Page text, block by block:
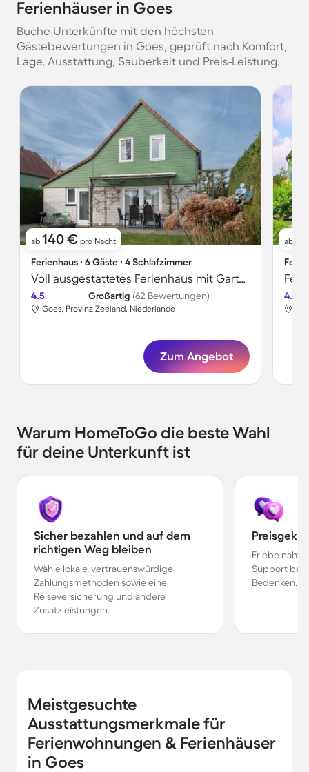
Ferienhäuser in Goes
Buche Unterkünfte mit den höchsten
Gästebewertungen in Goes, geprüft nach Komfort,
Lage, Ausstattung, Sauberkeit und Preis-Leistung.
ab 140 € pro Nacht
Ferienhaus ∙ 6 Gäste ∙ 4 Schlafzimmer
Voll ausgestattetes Ferienhaus mit Garten, Sauna und Terrasse | Neben dem Strand
4.5 Großartig (62 Bewertungen)
Goes, Provinz Zeeland, Niederlande
Zum Angebot
ab
4.6
Warum HomeToGo die beste Wahl
für deine Unterkunft ist
Sicher bezahlen und auf dem
richtigen Weg bleiben
Wähle lokale, vertrauenswürdige
Zahlungsmethoden sowie eine
Reiseversicherung und andere
Zusatzleistungen.
Erlebe
Support bei
Bedenken.
Meistgesuchte
Ausstattungsmerkmale für
Ferienwohnungen & Ferienhäuser
in Goes